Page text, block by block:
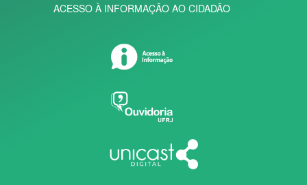
ACESSO À INFORMAÇÃO AO CIDADÃO